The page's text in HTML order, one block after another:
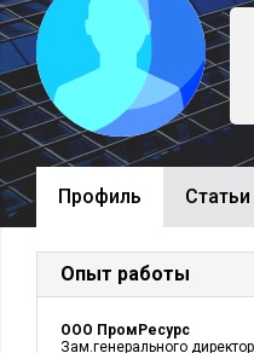
Профиль Cтатьи
Опыт работы
ООО ПромРесурс
Зам.генерального